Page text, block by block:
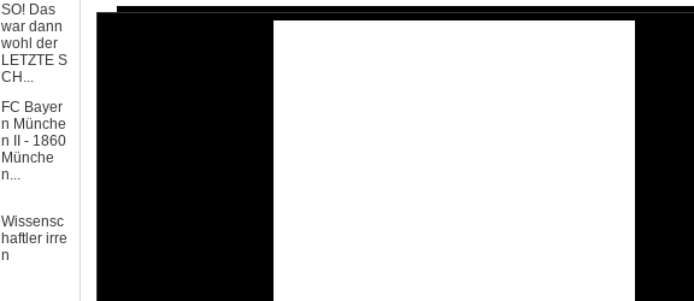
SO! Das
war dann
wohl der
LETZTE S
CH...
FC Bayer
n Münche
n II - 1860
Münche
n...
Wissensc
haftler irre
n